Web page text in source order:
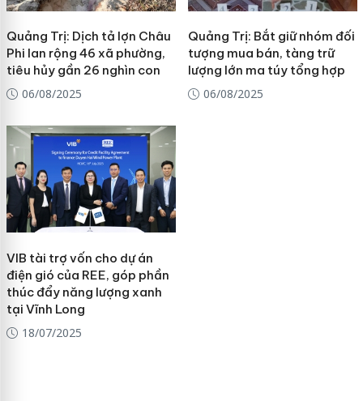
Quảng Trị: Dịch tả lợn Châu
Phi lan rộng 46 xã phường,
tiêu hủy gần 26 nghìn con
06/08/2025
Quảng Trị: Bắt giữ nhóm đối
tượng mua bán, tàng trữ
lượng lớn ma túy tổng hợp
06/08/2025
VIB tài trợ vốn cho dự án
điện gió của REE, góp phần
thúc đẩy năng lượng xanh
tại Vĩnh Long
18/07/2025